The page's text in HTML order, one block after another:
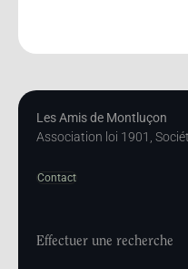
Les Amis de Montluçon
Association loi 1901,
Contact
Effectuer une recherche